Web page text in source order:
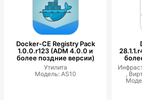
Docker-CE Registry Pack
1.0.0.r123 (ADM 4.0.0 и
более поздние версии)
Утилита
Модель: AS10
,